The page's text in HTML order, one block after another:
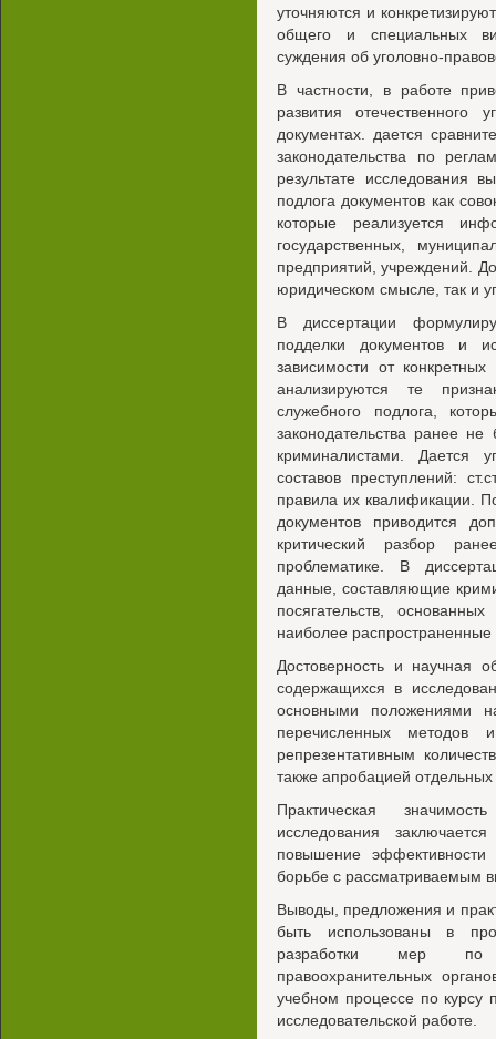
уточняются и
общего и специальных
суждения об уголовно-
В частности, в работе
развития отечественного
документах. дается
законодательства по
результате исследования
подлога документов как
которые реализуется
государственных,
предприятий, учреждений.
юридическом смысле, так и
В диссертации
подделки документов и
зависимости от
анализируются те
служебного подлога,
законодательства ранее
криминалистами. Дается
составов преступлений:
правила их квалификации.
документов приводится
критический разбор
проблематике. В
данные, составляющие
посягательств,
наиболее
Достоверность и научная
содержащихся в
основными положениями
перечисленных методов
репрезентативным
также апробацией отдельных
Практическая
исследования
повышение
борьбе с рассматриваемым
Выводы, предложения и
быть использованы в
разработки мер по
правоохранительных
учебном процессе по курсу
исследовательской работе.